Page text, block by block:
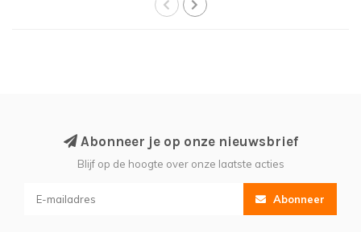
Abonneer je op onze nieuwsbrief
Blijf op de hoogte over onze laatste acties
Abonneer